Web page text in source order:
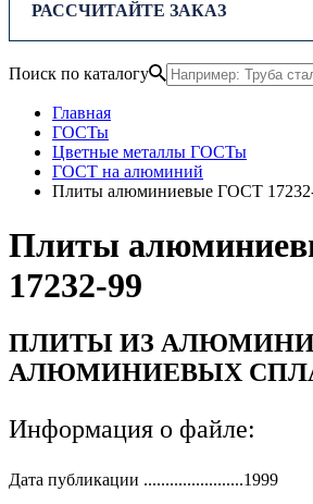
РАССЧИТАЙТЕ ЗАКАЗ
Поиск по каталогу
Главная
ГОСТы
Цветные металлы ГОСТы
ГОСТ на алюминий
Плиты алюминиевые ГОСТ
Плиты
17232-99
ПЛИТЫ ИЗ
АЛЮМИНИЕВЫХ
Информация о файле:
Дата публикации 1999